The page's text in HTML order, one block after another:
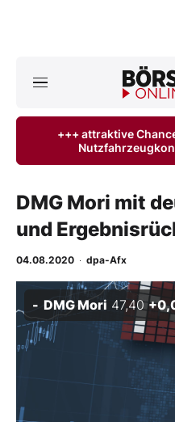
ktuelle Ausgabe
Anlageprodukte
Finanz-Check
Abo & Shop
BO-Musterdepots
+++ attraktive
DMG Mori mit
und
04.08.2020 · dpa-Afx
DMG Mori 47,40